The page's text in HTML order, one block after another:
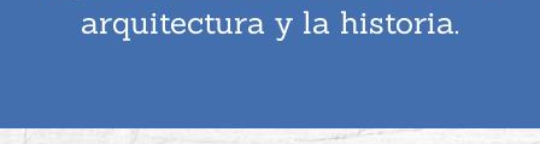
arquitectura y la historia.